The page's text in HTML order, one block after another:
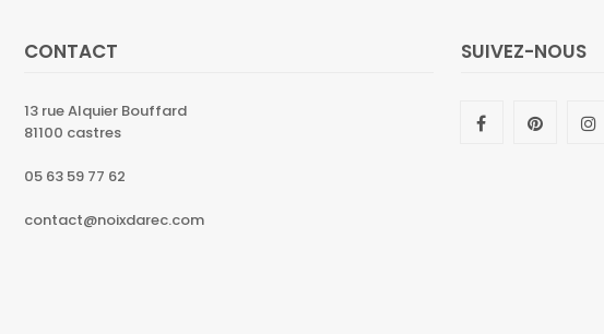
CONTACT
13 rue Alquier Bouffard
81100 castres
05 63 59 77 62
contact@noixdarec.com
SUIVEZ-NOUS